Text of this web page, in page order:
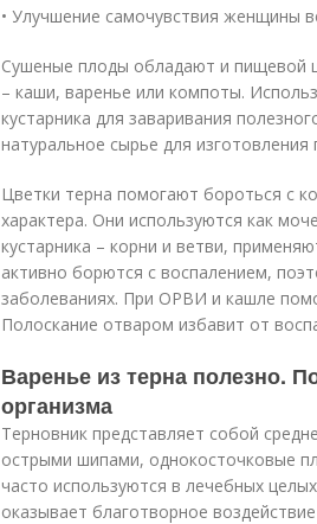
• Улучшение самочувствия женщины
Сушеные плоды обладают и пищевой
– каши, варенье или компоты.
кустарника для заваривания
натуральное сырье для изготовления
Цветки терна помогают бороться с
характера. Они используются как
кустарника – корни и ветви,
активно борются с воспалением,
заболеваниях. При ОРВИ и кашле
Полоскание отваром избавит от
Варенье из терна полезно.
организма
Терновник представляет собой
острыми шипами, однокосточковые
часто используются в лечебных
оказывает благотворное